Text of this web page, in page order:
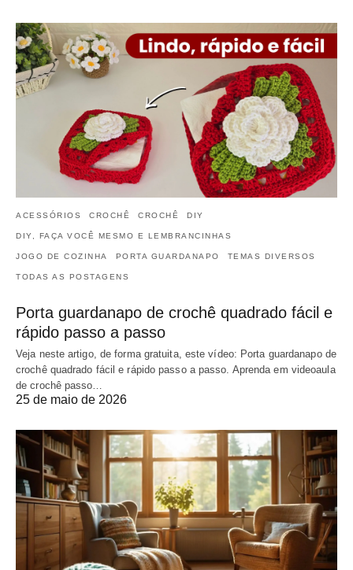
ACESSÓRIOS CROCHÊ CROCHÊ DIY
DIY, FAÇA VOCÊ MESMO E LEMBRANCINHAS
JOGO DE COZINHA PORTA GUARDANAPO TEMAS DIVERSOS
TODAS AS POSTAGENS
Porta guardanapo de crochê quadrado fácil e
rápido passo a passo
Veja neste artigo, de forma gratuita, este vídeo: Porta guardanapo de
crochê quadrado fácil e rápido passo a passo. Aprenda em videoaula
de crochê passo…
25 de maio de 2026